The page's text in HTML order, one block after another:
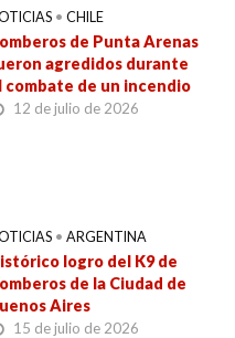
• CHILE
de Punta Arenas
agredidos durante
combate de un incendio
12 de julio de 2026
• ARGENTINA
logro del K9 de
de la Ciudad de
Aires
15 de julio de 2026